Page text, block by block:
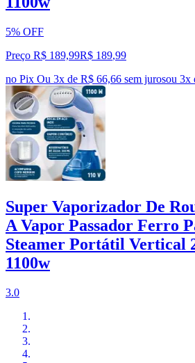
5% OFF
Preço R$ 189,99R$ 189,99
no Pix Ou 3x de R$ 66,66 sem jurosou 3x
Super Vaporizador De
A Vapor Passador Ferro
Steamer Portátil Vertical
1100w
3.0